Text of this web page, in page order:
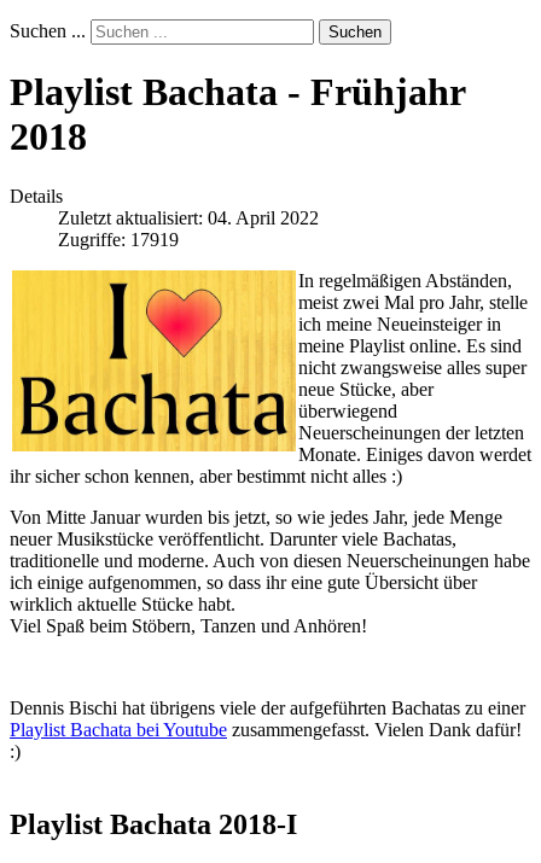
Suchen ... Suchen
Playlist Bachata - Frühjahr
2018
Details
Zuletzt aktualisiert: 04. April 2022
Zugriffe: 17919
In regelmäßigen Abständen,
meist zwei Mal pro Jahr, stelle
ich meine Neueinsteiger in
meine Playlist online. Es sind
nicht zwangsweise alles super
neue Stücke, aber
überwiegend
Neuerscheinungen der letzten
Monate. Einiges davon werdet
ihr sicher schon kennen, aber bestimmt nicht alles :)
Von Mitte Januar wurden bis jetzt, so wie jedes Jahr, jede Menge
neuer Musikstücke veröffentlicht. Darunter viele Bachatas,
traditionelle und moderne. Auch von diesen Neuerscheinungen habe
ich einige aufgenommen, so dass ihr eine gute Übersicht über
wirklich aktuelle Stücke habt.
Viel Spaß beim Stöbern, Tanzen und Anhören!
Dennis Bischi hat übrigens viele der aufgeführten Bachatas zu einer
Playlist Bachata bei Youtube zusammengefasst. Vielen Dank dafür!
:)
Playlist Bachata 2018-I